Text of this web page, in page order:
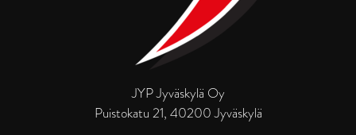
JYP Jyväskylä Oy
Puistokatu 21, 40200 Jyväskylä